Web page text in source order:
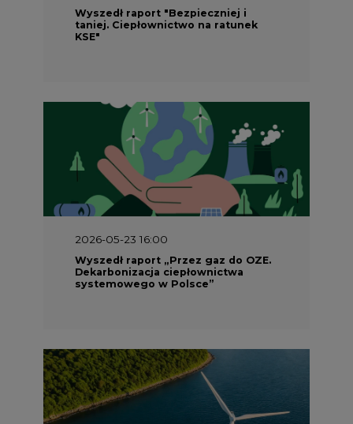
Wyszedł raport "Bezpieczniej i
taniej. Ciepłownictwo na ratunek
KSE"
2026-05-23 16:00
Wyszedł raport „Przez gaz do OZE.
Dekarbonizacja ciepłownictwa
systemowego w Polsce”